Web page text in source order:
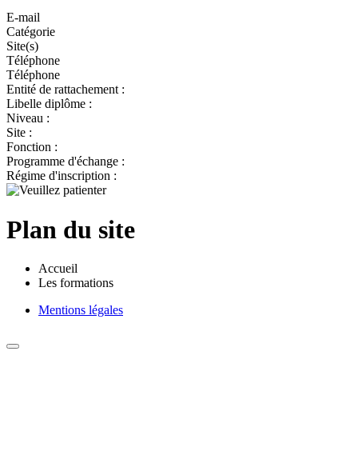
E-mail
Catégorie
Site(s)
Téléphone
Téléphone
Entité de rattachement :
Libelle diplôme :
Niveau :
Site :
Fonction :
Programme d'échange :
Régime d'inscription :
Plan du site
Accueil
Les formations
Mentions légales